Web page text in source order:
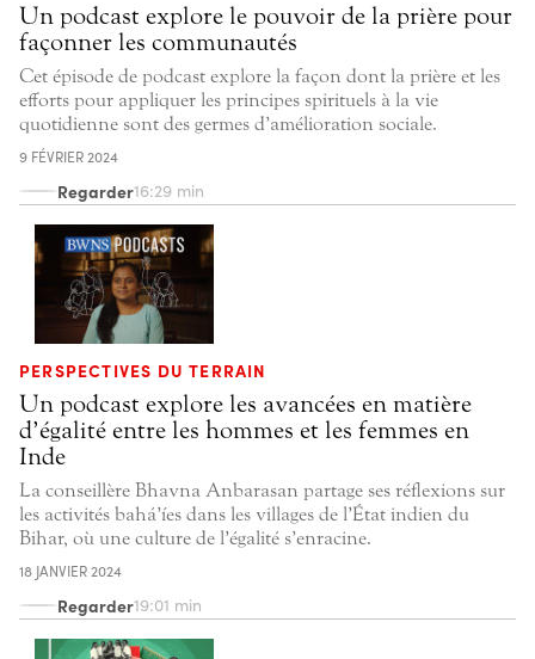
Un podcast explore le pouvoir de la prière pour
façonner les communautés
Cet épisode de podcast explore la façon dont la prière et les
efforts pour appliquer les principes spirituels à la vie
quotidienne sont des germes d’amélioration sociale.
9 FÉVRIER 2024
Regarder16:29 min
PERSPECTIVES DU TERRAIN
Un podcast explore les avancées en matière
d’égalité entre les hommes et les femmes en
Inde
La conseillère Bhavna Anbarasan partage ses réflexions sur
les activités bahá’íes dans les villages de l’État indien du
Bihar, où une culture de l’égalité s’enracine.
18 JANVIER 2024
Regarder19:01 min